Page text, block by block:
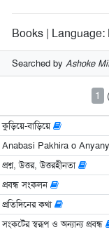
Books | Language:
Searched by Ashoke
1
কুড়িয়ে-বাড়িয়ে
Anabasi Pakhira o
প্রশ্ন, উত্তর, উত্তরহীনতা
প্রবন্ধ সংকলন
প্রতিদিনের কথা
সংকটের স্বরূপ ও অন্যান্য প্রবন্ধ